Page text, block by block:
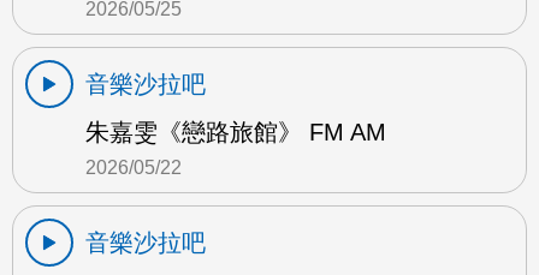
2026/05/25
音樂沙拉吧
朱嘉雯《戀路旅館》 FM AM
2026/05/22
音樂沙拉吧